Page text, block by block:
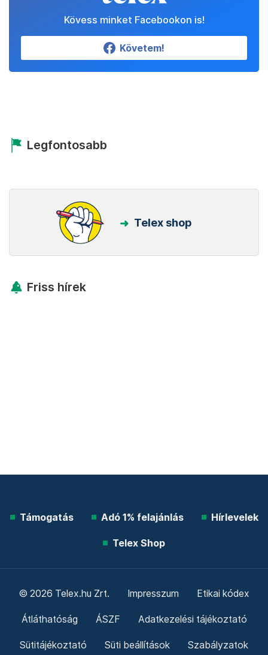
Kövess minket Facebookon is!
Követem!
Legfontosabb
Telex shop
Friss hírek
Támogatás Adó 1% felajánlás Hírlevelek
Telex Shop
© 2026 Telex.hu Zrt. Impresszum Etikai kódex
Átláthatóság ÁSZF Adatkezelési tájékoztató
Sütitájékoztató Süti beállítások Szabályzatok